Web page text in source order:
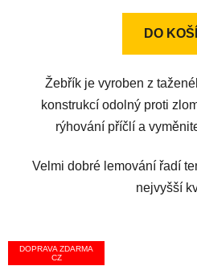
5
DO
Žebřík je vyroben z
konstrukcí odolný proti
rýhování příčlí a
Velmi dobré lemování řadí
nejvyšší
DOPRAVA ZDARMA
CZ